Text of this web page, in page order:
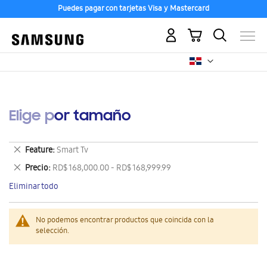
Puedes pagar con tarjetas Visa y Mastercard
Mi carrito
Elige por tamaño
No podemos encontrar productos que coincida con la
selección.
Feature Smart Tv
Eliminar
este
artículo
Precio RD$ 168,000.00 - RD$ 168,999.99
Eliminar
este
artículo
Eliminar todo